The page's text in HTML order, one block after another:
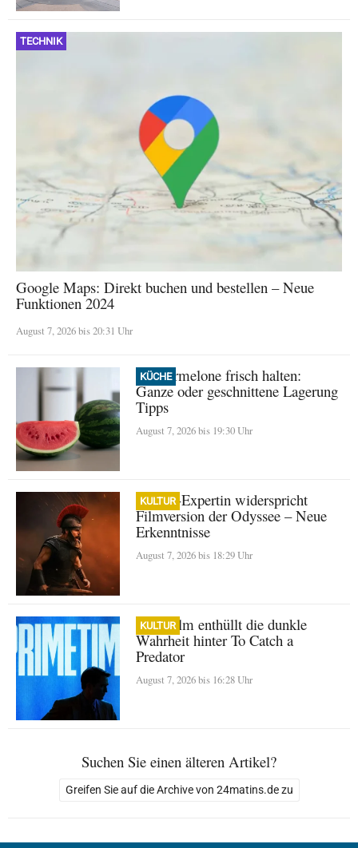
TECHNIK
Google Maps: Direkt buchen und bestellen – Neue
Funktionen 2024
August 7, 2026 bis 20:31 Uhr
KÜCHE
Wassermelone frisch halten:
Ganze oder geschnittene Lagerung
Tipps
August 7, 2026 bis 19:30 Uhr
KULTUR
Homer-Expertin widerspricht
Filmversion der Odyssee – Neue
Erkenntnisse
August 7, 2026 bis 18:29 Uhr
KULTUR
A24-Film enthüllt die dunkle
Wahrheit hinter To Catch a
Predator
August 7, 2026 bis 16:28 Uhr
Suchen Sie einen älteren Artikel?
Greifen Sie auf die Archive von 24matins.de zu